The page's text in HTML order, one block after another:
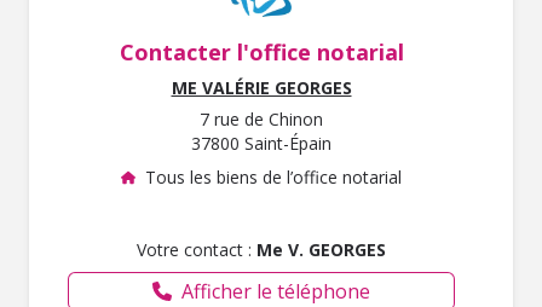
Contacter l'office notarial
ME VALÉRIE GEORGES
7 rue de Chinon
37800 Saint-Épain
Tous les biens de l’office notarial
Votre contact : Me V. GEORGES
Afficher le téléphone